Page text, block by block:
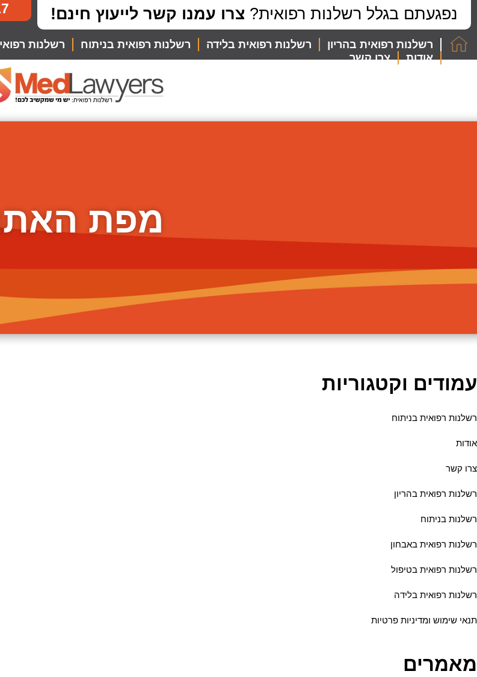
לתוכןנפגעתם בגלל רשלנות רפואית? צרו עמנו קשר לייעוץ חינם!
רשלנות רפואית בהריון רשלנות רפואית בלידה רשלנות רפואית בניתוח רשלנות
אודות
צרו קשר
מפת
עמודים וקטגוריות
רשלנות רפואית בניתוח
אודות
צרו קשר
רשלנות רפואית בהריון
רשלנות בניתוח
רשלנות רפואית באבחון
רשלנות רפואית בטיפול
רשלנות רפואית בלידה
תנאי שימוש ומדיניות פרטיות
מאמרים